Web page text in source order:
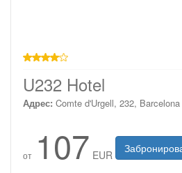
U232 Hotel
Адрес: Comte d'Urgell, 232, Barcelona
от 107 EUR